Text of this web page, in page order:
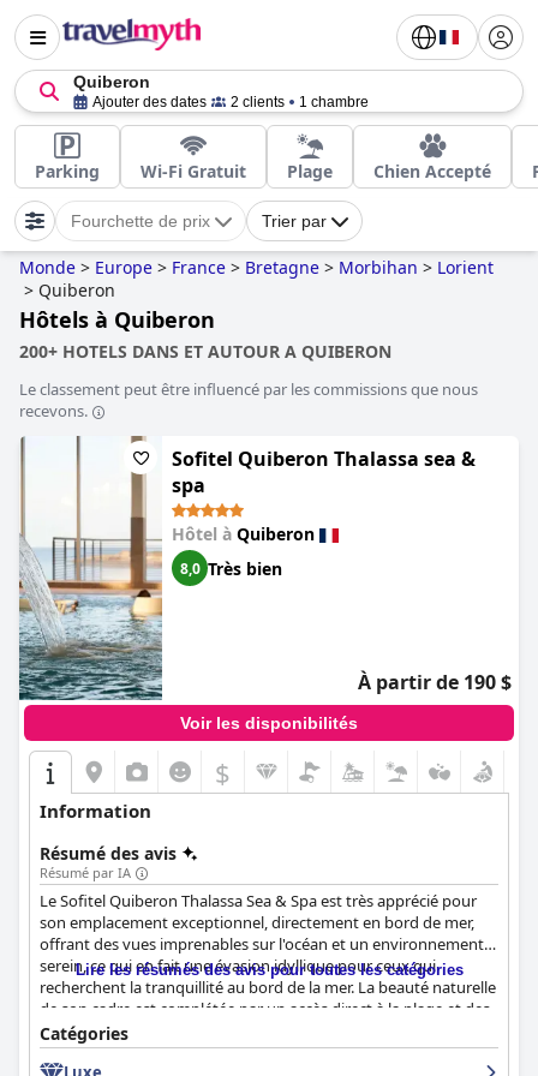
Quiberon
Ajouter des dates 2 clients 1 chambre
Parking Wi-Fi Gratuit Plage Chien Accepté
Fourchette de prix Trier par
Monde > Europe > France > Bretagne > Morbihan > Lorient
> Quiberon
Hôtels à Quiberon
200+ HOTELS DANS ET AUTOUR A QUIBERON
Le classement peut être influencé par les commissions que nous
recevons.
Sofitel Quiberon Thalassa sea &
spa
Hôtel à Quiberon
8,0 Très bien
À partir de 190 $
Voir les disponibilités
$
Information
Résumé des avis
Résumé par IA
Le Sofitel Quiberon Thalassa Sea & Spa est très apprécié pour
son emplacement exceptionnel, directement en bord de mer,
offrant des vues imprenables sur l'océan et un environnement
serein, ce qui en fait une évasion idyllique pour ceux qui
recherchent la tranquillité au bord de la mer. La beauté naturelle
de son cadre est complétée par un accès direct à la plage et des
vues fascinantes depuis les chambres, le restaurant et les
espaces bar.
Lire les résumés des avis pour toutes les catégories
Catégories